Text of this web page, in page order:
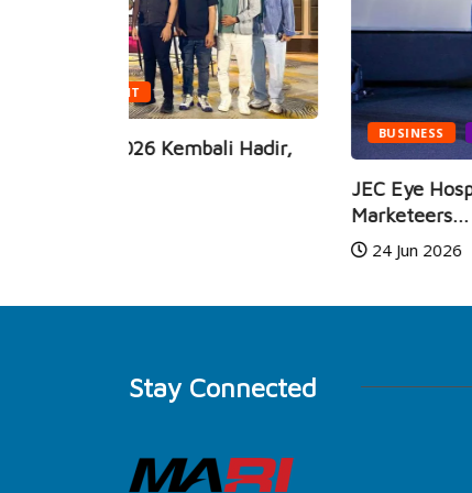
JEC Eye Hospitals & Clinics Raih
Stay Connected